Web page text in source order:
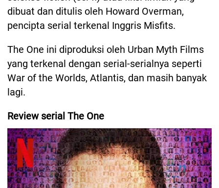
dibuat dan ditulis oleh Howard Overman,
pencipta serial terkenal Inggris Misfits.
The One ini diproduksi oleh Urban Myth Films
yang terkenal dengan serial-serialnya seperti
War of the Worlds, Atlantis, dan masih banyak
lagi.
Review serial The One